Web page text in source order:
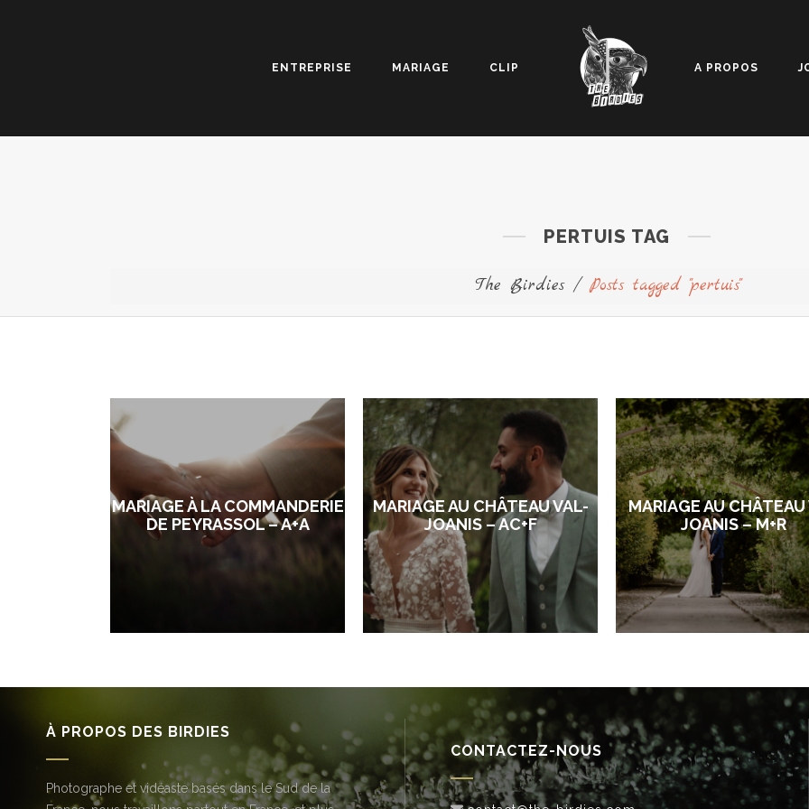
ENTREPRISE MARIAGE CLIP A PROPOS
PERTUIS TAG
The Birdies/Posts tagged "pertuis"
MARIAGE À LA COMMANDERIE
DE PEYRASSOL – A+A
MARIAGE AU CHÂTEAU VAL-
JOANIS – AC+F
MARIAGE AU CHÂTEAU
JOANIS – M+R
À PROPOS DES BIRDIES
Photographe et vidéaste basés dans le Sud de la
CONTACTEZ-NOUS